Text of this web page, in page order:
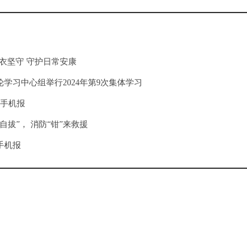
坚守 守护日常安康
习中心组举行2024年第9次集体学习
机报
拔”， 消防“钳”来救援
机报